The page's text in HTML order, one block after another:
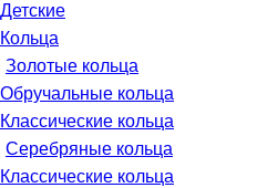
Детские
Кольца
Золотые кольца
Обручальные кольца
Классические кольца
Серебряные кольца
Классические кольца